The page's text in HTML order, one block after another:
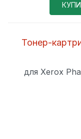
Тонер-
для Xerox